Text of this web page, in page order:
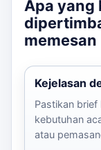
Apa yang
memesan
Kejelasan
Pastikan brief
kebutuhan
atau